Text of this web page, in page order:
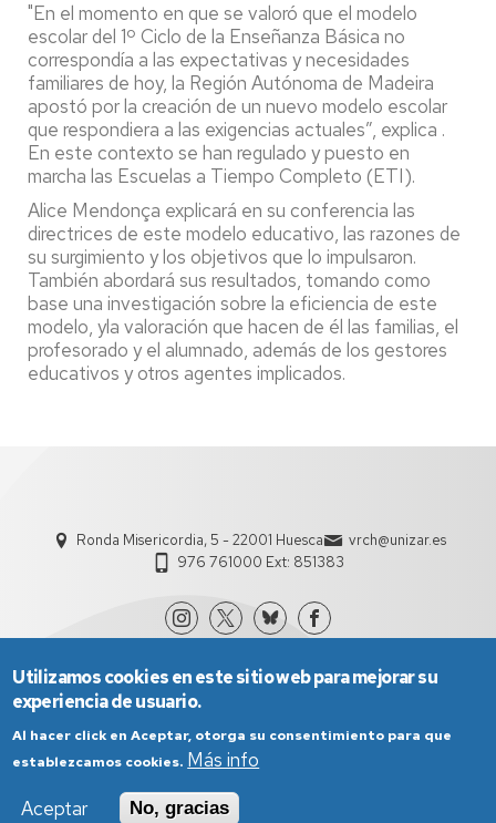
"En el momento en que se valoró que el modelo
escolar del 1º Ciclo de la Enseñanza Básica no
correspondía a las expectativas y necesidades
familiares de hoy, la Región Autónoma de Madeira
apostó por la creación de un nuevo modelo escolar
que respondiera a las exigencias actuales”, explica .
En este contexto se han regulado y puesto en
marcha las Escuelas a Tiempo Completo (ETI).
Alice Mendonça explicará en su conferencia las
directrices de este modelo educativo, las razones de
su surgimiento y los objetivos que lo impulsaron.
También abordará sus resultados, tomando como
base una investigación sobre la eficiencia de este
modelo, yla valoración que hacen de él las familias, el
profesorado y el alumnado, además de los gestores
educativos y otros agentes implicados.
Ronda Misericordia, 5 - 22001 Huesca
vrch@unizar.es
976 761000 Ext: 851383
Política de Privacidad
Utilizamos cookies en este sitio web para mejorar su
experiencia de usuario.
Al hacer click en Aceptar, otorga su consentimiento para que
establezcamos cookies. Más info
Aceptar
No, gracias